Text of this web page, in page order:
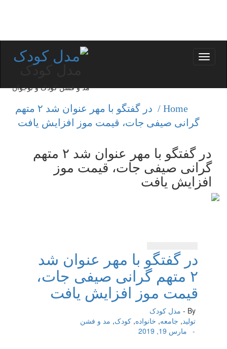
Toggle
مدل کودک
مد و فشن کودک و نوجوان
Home /
در گفتگو با مهر عنوان شد ۲ متهم
گرانی صیفی جات، قیمت موز افزایش یافت
در گفتگو با مهر عنوان شد ۲ متهم
گرانی صیفی جات، قیمت موز
افزایش یافت
در گفتگو با مهر عنوان شد
۲ متهم گرانی صیفی جات،
قیمت موز افزایش یافت
By -
مدل کودک
تولید, جامعه, خانواده, کودک, مد و فشن
مارس 19, 2019
-